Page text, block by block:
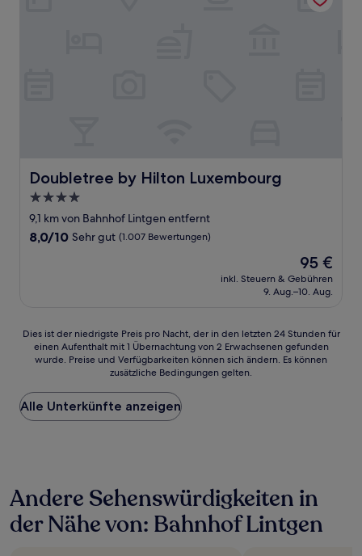
Doubletree by Hilton Luxembourg
Doubletree by Hilton Luxembourg
4.0-
Sterne-
Unterkunft
9,1 km von Bahnhof Lintgen entfernt
8.0
8,0/10 Sehr gut (1.007 Bewertungen)
Der
Preis
beträgt
95 €
inkl. Steuern & Gebühren
9. Aug.–10. Aug.
Dies
der
Preis
pro
Nacht,
24 Stunden
für
einen
Dies ist der niedrigste Preis pro Nacht, der in den letzten 24 Stunden für
einen Aufenthalt mit 1 Übernachtung von 2 Erwachsenen gefunden
wurde. Preise und Verfügbarkeiten können sich ändern. Es können
zusätzliche Bedingungen gelten.
Alle Unterkünfte anzeigen
Andere Sehenswürdigkeiten in
der Nähe von: Bahnhof Lintgen